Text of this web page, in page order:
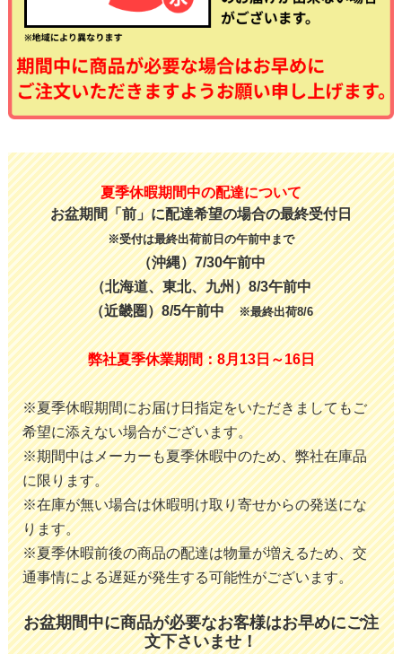
夏季休暇期間中の配達について
お盆期間「前」に配達希望の場合の最終受付日
※受付は最終出荷前日の午前中まで
（沖縄）7/30午前中
（北海道、東北、九州）8/3午前中
（近畿圏）8/5午前中※最終出荷8/6
弊社夏季休業期間：8月13日～16日
※夏季休暇期間にお届け日指定をいただきましてもご
希望に添えない場合がございます。
※期間中はメーカーも夏季休暇中のため、弊社在庫品
に限ります。
※在庫が無い場合は休暇明け取り寄せからの発送にな
ります。
※夏季休暇前後の商品の配達は物量が増えるため、交
通事情による遅延が発生する可能性がございます。
お盆期間中に商品が必要なお客様はお早めにご注
文下さいませ！